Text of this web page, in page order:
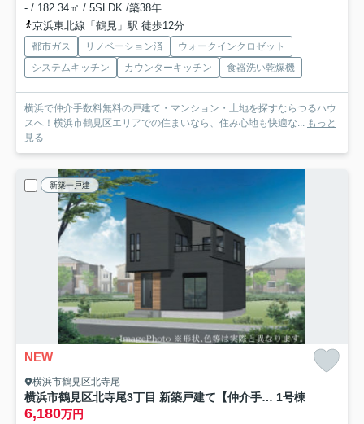
- / 182.34㎡ / 5SLDK /築38年
京浜東北線「鶴見」駅 徒歩12分
都市ガス リノベーション済
ウォークインクロゼット
システムキッチン
カウンターキッチン 食器洗い乾燥機
横浜で仲介手数料無料の戸建て・マンション・土地を探すならつるハウ
スへ！横浜市鶴見区エリアでの住まいなら、住み心地も快適な... もっと
見る
新築一戸建
NEW
横浜市鶴見区北寺尾
横浜市鶴見区北寺尾3丁目 新築戸建て【仲介手数料無料】カースペース2台 1号棟
6,180万円